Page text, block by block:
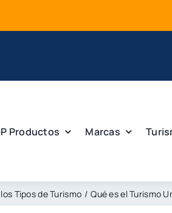
Productos Marcas
Tipos de Turismo Qué es el Turismo